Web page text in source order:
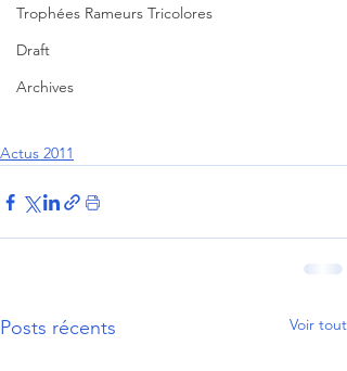
Trophées Rameurs Tricolores
Draft
Archives
Actus 2011
Posts récents Voir tout